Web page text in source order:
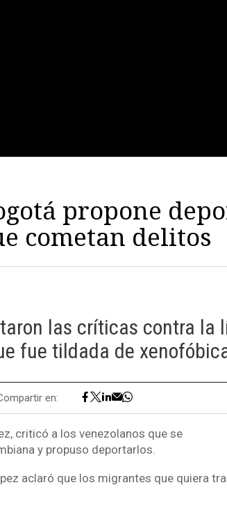
propone
cometan delitos
las críticas contra la
fue tildada de
en:
criticó a los venezolanos que se
y propuso deportarlos.
aclaró que los migrantes que quiera